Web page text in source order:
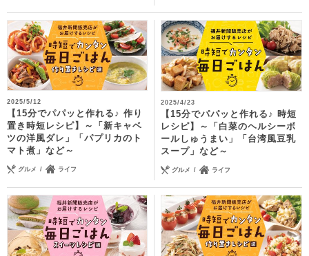
2025/5/12
【15分でパパッと作れる♪ 作り
置き時短レシピ】～「新キャベ
ツの洋風ダレ」「パプリカのト
マト煮」など～
グルメ ライフ
2025/4/23
【15分でパパッと作れる♪ 時短
レシピ】～「白菜のヘルシーボ
ールしゅうまい」「台湾風豆乳
スープ」など～
グルメ ライフ